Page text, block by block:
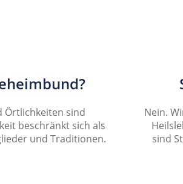
Örtlichkeiten sind
beschränkt sich als
und Traditionen.
Nein.
sind